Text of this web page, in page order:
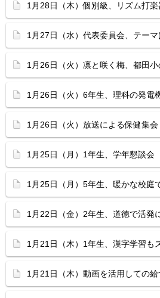
1月28日（木）個別級、リズム打楽
1月27日（水）代表委員会、テーマ
1月26日（火）凛と咲く梅、都田小
1月26日（火）6年生、理科の発電
1月26日（火）放送による保健集会
1月25日（月）1年生、学年懇談会
1月25日（月）5年生、暖かな校庭
1月22日（金）2年生、道徳で活発
1月21日（木）1年生、漢字学習も
1月21日（木）動画を活用しての